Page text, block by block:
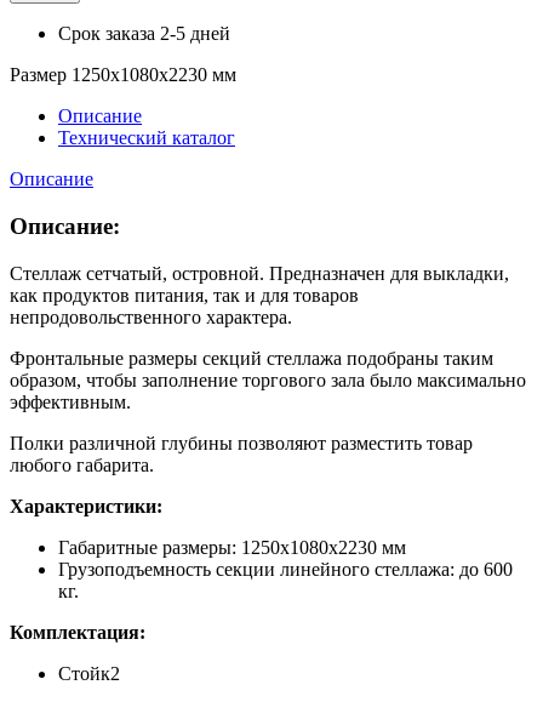
Срок заказа 2-5 дней
Размер 1250х1080х2230 мм
Описание
Технический каталог
Описание
Описание:
Стеллаж сетчатый, островной. Предназначен для выкладки,
как продуктов питания, так и для товаров
непродовольственного характера.
Фронтальные размеры секций стеллажа подобраны таким
образом, чтобы заполнение торгового зала было максимально
эффективным.
Полки различной глубины позволяют разместить товар
любого габарита.
Характеристики:
Габаритные размеры: 1250х1080х2230 мм
Грузоподъемность секции линейного стеллажа: до 600
кг.
Комплектация:
Стойк2